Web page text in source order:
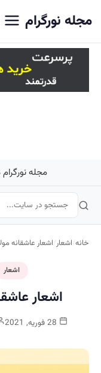
مجله نورگرام
مجله
خانه/اشعار/اشعار عاشقانه
اشعار
اشعار